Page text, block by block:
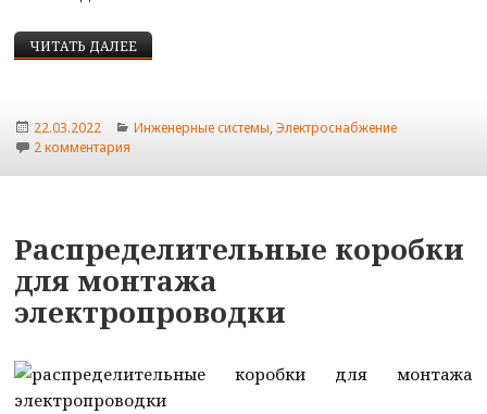
ЧИТАТЬ ДАЛЕЕКАК ПОДКЛЮЧИТЬ ЭЛЕКТРИЧЕСТВО К ДОМУ
Опубликовано
22.03.2022 Рубрики
Инженерные системы,Электроснабжение
2 комментария
Распределительные коробки
для монтажа
электропроводки